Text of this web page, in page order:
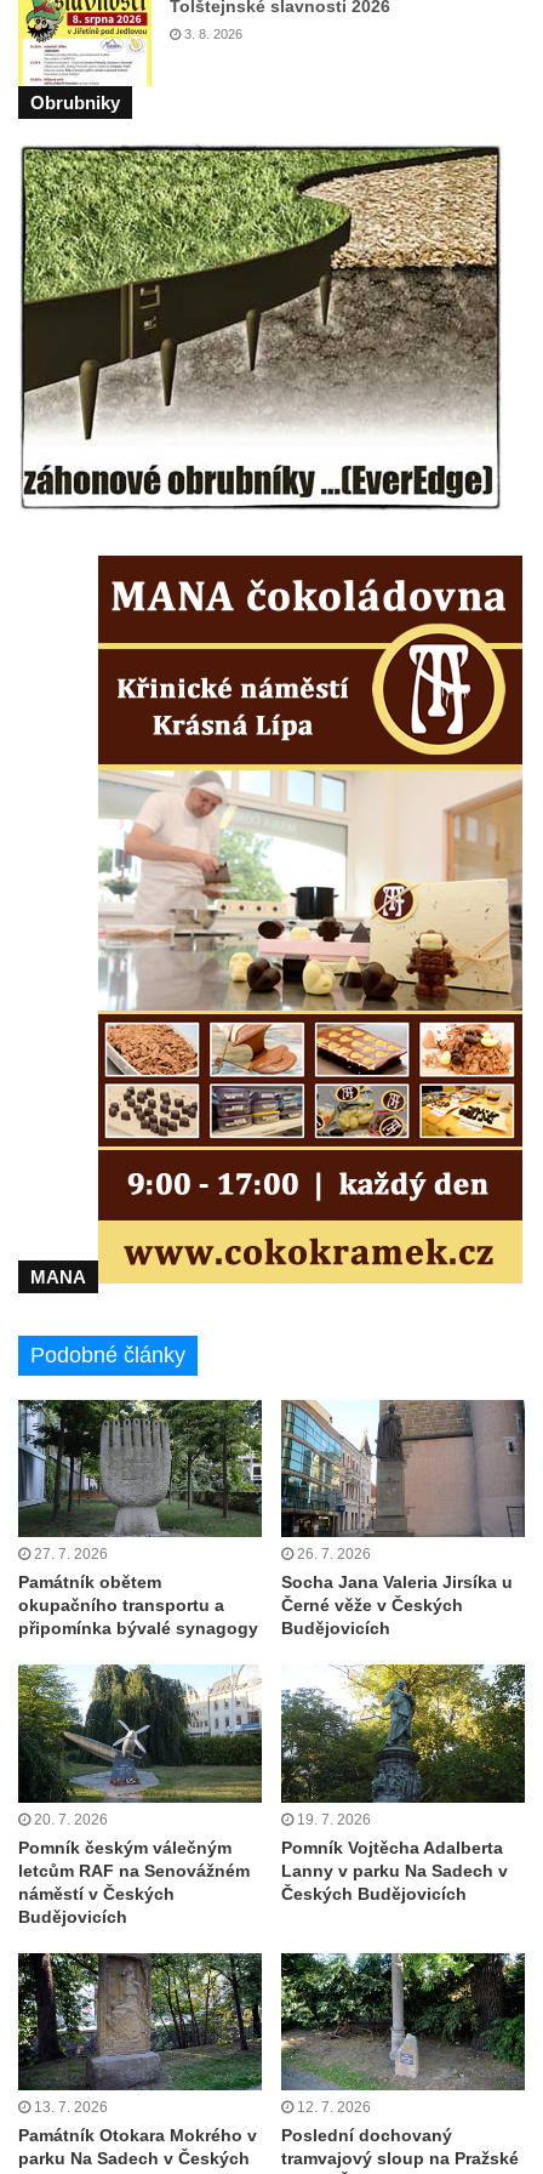
Budějovicích
Socha svatého Vincence Ferrerského na
nádvoří kláštera dominikánů v Českých
Socha svatého Zachariáše na nádvoří
kláštera dominikánů v Českých
Budějovicích
Socha svatého Josefa na nádvoří kláštera
dominikánů v Českých Budějovicích
Socha svaté Anny na nádvoří kláštera
dominikánů v Českých Budějovicích
Socha svatého Dominika na nádvoří
kláštera dominikánů v Českých
Budějovicích
Sousoší Kalvárie před klášterem
Socha svatého Václava u pramene v
Semilech
Pamětní deska Tomáše Garrigue Masaryka
na radnici v Českých Budějovicích
Českých Budějovicích
Pamětní deska Josefa Hloucha na
biskupské rezidenci v Českých
Budějovicích
Socha žáby u rybníčku na Náměstí v
Kamenném Újezdě
Pamětní kámen družebních obcí Kamenný
Újezd a Krauchthal v parku na Náměstí v
Kamenném Újezdě
Socha na náměstí J. V. Kamarýta ve
Velešíně
Velešíně
vstupu do poutního místa Římov
Plastika Koule v Gutenbergově ulici v
Pamětní deska Vojtěcha Kocmicha na
domě čp. 37 v ulici Betlém v Římově
Pomník na paměť zrušení roboty v Plavu
Socha vodníka v Plavu
Socha svatého Jana Nepomuckého v
Třebušíně
Pamětní deska Johanna Nepomuka
Fischera na domě čp. 5/16 na třídě 9.
května v Rumburku
Pamětní deska Johanna Neumanna
severně od Tokáně
Obrázek svatého Huberta na buku svatého
Huberta
Obrázek svatého Jakuba na skále u cesty
východně od Srbské Kamenice
Busta Jana Amose Komenského na domě
čp. 37 v Račicích
Socha ležícího koně v Sadech
Československé armády v Teplicích
Socha Medvídě v Tierpark Chemnitz
Sochy Ležící žena v Tierpark Chemnitz
Sochy Ptáci v Tierpark Chemnitz
Socha Skupina jeřábů v Tierpark Chemnitz
Tolštejnské slavnosti 2026
3. 8. 2026
Obrubniky
MANA
Podobné články
27. 7. 2026
Památník obětem
okupačního transportu a
připomínka bývalé synagogy
26. 7. 2026
Socha Jana Valeria Jirsíka u
Černé věže v Českých
Budějovicích
20. 7. 2026
Pomník českým válečným
letcům RAF na Senovážném
náměstí v Českých
Budějovicích
19. 7. 2026
Pomník Vojtěcha Adalberta
Lanny v parku Na Sadech v
Českých Budějovicích
13. 7. 2026
Památník Otokara Mokrého v
parku Na Sadech v Českých
12. 7. 2026
Poslední dochovaný
tramvajový sloup na Pražské